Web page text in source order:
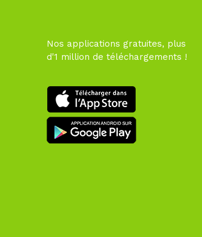
Nos applications gratuites, plus
d'1 million de téléchargements !